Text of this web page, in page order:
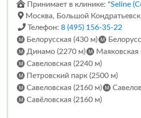
Принимает в клинике: "Seline
Москва, Большой
Телефон: 8 (495) 156-35-22
Белорусская (430 м)
Динамо (2270 м)
Маяковская
Савеловская (2240 м)
Петровский парк (2500 м)
Савеловская (2160 м)
Савёловская (2160 м)